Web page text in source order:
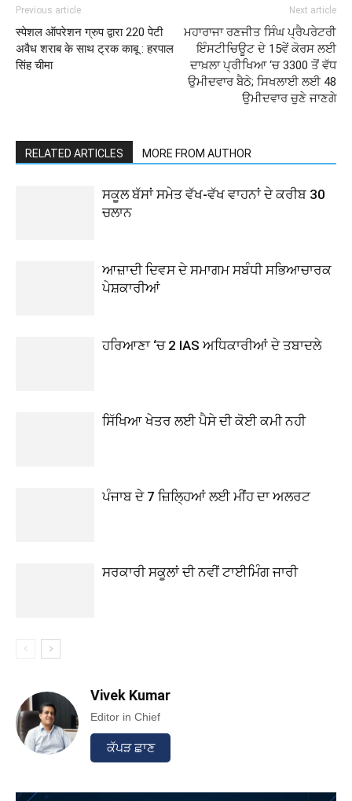
Previous article
स्पेशल ऑपरेशन ग्रुप द्वारा 220 पेटी
अवैध शराब के साथ ट्रक काबू : हरपाल
सिंह चीमा
Next article
ਮਹਾਰਾਜਾ ਰਣਜੀਤ ਸਿੰਘ ਪ੍ਰੈਪਰੇਟਰੀ
ਇੰਸਟੀਚਿਊਟ ਦੇ 15ਵੇਂ ਕੋਰਸ ਲਈ
ਦਾਖ਼ਲਾ ਪ੍ਰੀਖਿਆ ‘ਚ 3300 ਤੋਂ ਵੱਧ
ਉਮੀਦਵਾਰ ਬੈਠੇ; ਸਿਖਲਾਈ ਲਈ 48
ਉਮੀਦਵਾਰ ਚੁਣੇ ਜਾਣਗੇ
RELATED ARTICLES MORE FROM AUTHOR
ਸਕੂਲ ਬੱਸਾਂ ਸਮੇਤ ਵੱਖ-ਵੱਖ ਵਾਹਨਾਂ ਦੇ ਕਰੀਬ 30
ਚਲਾਨ
ਆਜ਼ਾਦੀ ਦਿਵਸ ਦੇ ਸਮਾਗਮ ਸਬੰਧੀ ਸਭਿਆਚਾਰਕ
ਪੇਸ਼ਕਾਰੀਆਂ
ਹਰਿਆਣਾ ‘ਚ 2 IAS ਅਧਿਕਾਰੀਆਂ ਦੇ ਤਬਾਦਲੇ
ਸਿੱਖਿਆ ਖੇਤਰ ਲਈ ਪੈਸੇ ਦੀ ਕੋਈ ਕਮੀ ਨਹੀ
ਪੰਜਾਬ ਦੇ 7 ਜ਼ਿਲ੍ਹਿਆਂ ਲਈ ਮੀਂਹ ਦਾ ਅਲਰਟ
ਸਰਕਾਰੀ ਸਕੂਲਾਂ ਦੀ ਨਵੀਂ ਟਾਈਮਿੰਗ ਜਾਰੀ
Vivek Kumar
Editor in Chief
ਕੱਪੜ ਛਾਣ